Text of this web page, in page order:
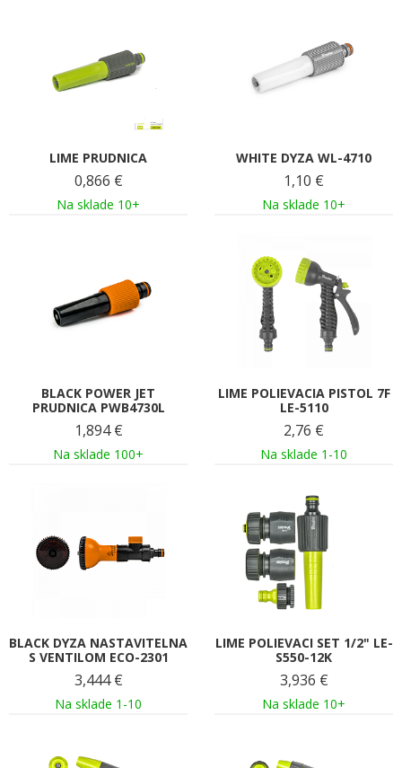
LIME PRUDNICA
0,866 €
Na sklade 10+
WHITE DYZA WL-4710
1,10 €
Na sklade 10+
BLACK POWER JET
PRUDNICA PWB4730L
1,894 €
Na sklade 100+
LIME POLIEVACIA PISTOL 7F
LE-5110
2,76 €
Na sklade 1-10
BLACK DYZA NASTAVITELNA
S VENTILOM ECO-2301
3,444 €
Na sklade 1-10
LIME POLIEVACI SET 1/2" LE-
S550-12K
3,936 €
Na sklade 10+